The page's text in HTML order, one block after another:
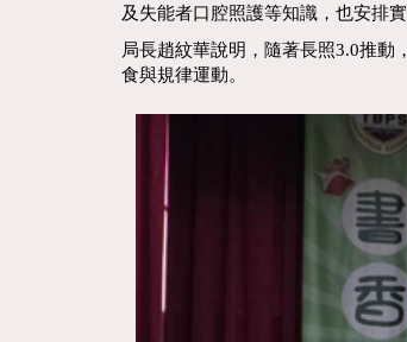
及失能者口腔照護等知識，也安排
局長趙紋華說明，隨著長照3.0推
食與規律運動。